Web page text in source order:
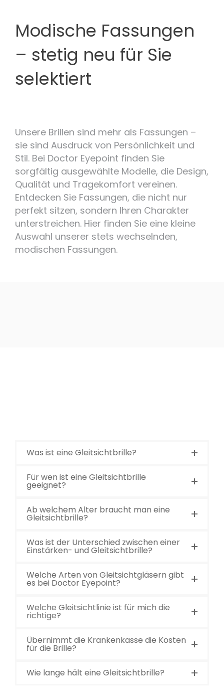
Modische Fassungen
– stetig neu für Sie
selektiert
Unsere Brillen sind mehr als Fassungen –
sie sind Ausdruck von Persönlichkeit und
Stil. Bei Doctor Eyepoint finden Sie
sorgfältig ausgewählte Modelle, die Design,
Qualität und Tragekomfort vereinen.
Entdecken Sie Fassungen, die nicht nur
perfekt sitzen, sondern Ihren Charakter
unterstreichen. Hier finden Sie eine kleine
Auswahl unserer stets wechselnden,
modischen Fassungen.
Was ist eine Gleitsichtbrille?
Für wen ist eine Gleitsichtbrille
geeignet?
Ab welchem Alter braucht man eine
Gleitsichtbrille?
Was ist der Unterschied zwischen einer
Einstärken- und Gleitsichtbrille?
Welche Arten von Gleitsichtgläsern gibt
es bei Doctor Eyepoint?
Welche Gleitsichtlinie ist für mich die
richtige?
Übernimmt die Krankenkasse die Kosten
für die Brille?
Wie lange hält eine Gleitsichtbrille?